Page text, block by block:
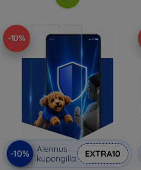
-10%
-10%
Alennus
kupongilla
EXTRA10